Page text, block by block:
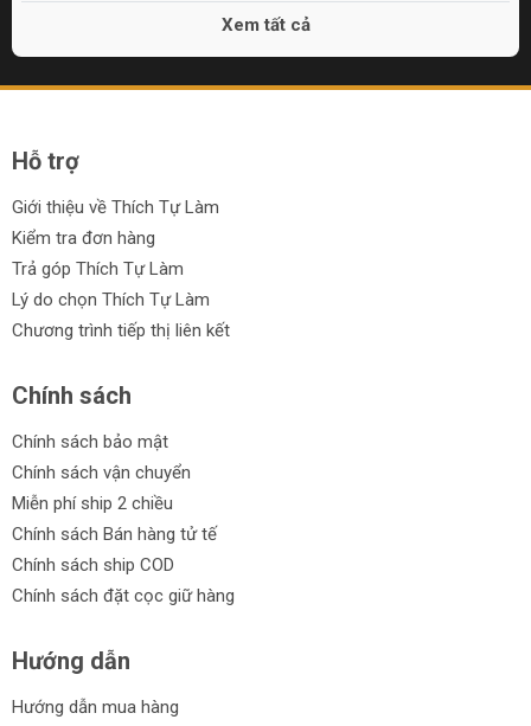
Xem tất cả
Hỗ trợ
Giới thiệu về Thích Tự Làm
Kiểm tra đơn hàng
Trả góp Thích Tự Làm
Lý do chọn Thích Tự Làm
Chương trình tiếp thị liên kết
Chính sách
Chính sách bảo mật
Chính sách vận chuyển
Miễn phí ship 2 chiều
Chính sách Bán hàng tử tế
Chính sách ship COD
Chính sách đặt cọc giữ hàng
Hướng dẫn
Hướng dẫn mua hàng